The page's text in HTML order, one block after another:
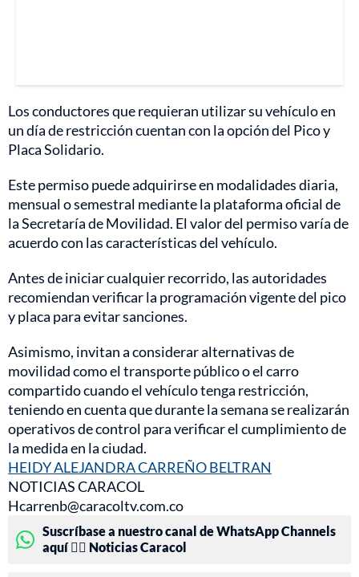
Los conductores que requieran utilizar su vehículo en
un día de restricción cuentan con la opción del Pico y
Placa Solidario.
Este permiso puede adquirirse en modalidades diaria,
mensual o semestral mediante la plataforma oficial de
la Secretaría de Movilidad. El valor del permiso varía de
acuerdo con las características del vehículo.
Antes de iniciar cualquier recorrido, las autoridades
recomiendan verificar la programación vigente del pico
y placa para evitar sanciones.
Asimismo, invitan a considerar alternativas de
movilidad como el transporte público o el carro
compartido cuando el vehículo tenga restricción,
teniendo en cuenta que durante la semana se realizarán
operativos de control para verificar el cumplimiento de
la medida en la ciudad.
HEIDY ALEJANDRA CARREÑO BELTRAN
NOTICIAS CARACOL
Hcarrenb@caracoltv.com.co
Suscríbase a nuestro canal de WhatsApp Channels
aquí 👉🏻 Noticias Caracol